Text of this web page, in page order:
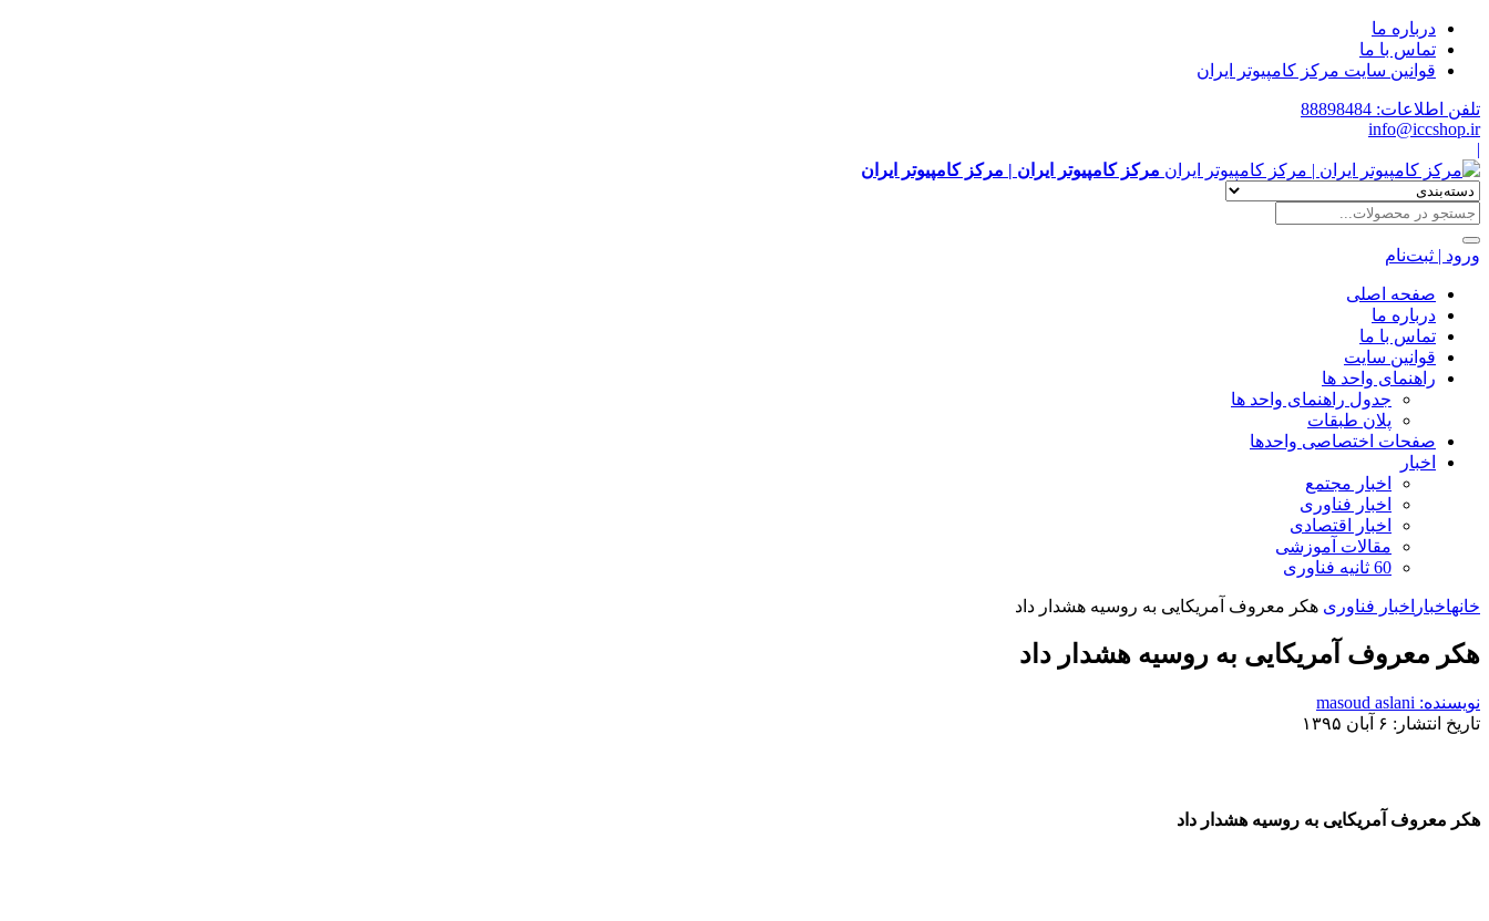
درباره ما
تماس با ما
قوانین سایت مرکز کامپیوتر ایران
تلفن اطلاعات: 88898484
info@iccshop.ir
|
مرکز کامپیوتر ایران | مرکز کامپیوتر ایران
ورود | ثبت‌نام
صفحه اصلی
درباره ما
تماس با ما
قوانین سایت
راهنمای واحد ها
جدول راهنمای واحد ها
پلان طبقات
صفحات اختصاصی واحدها
اخبار
اخبار مجتمع
اخبار فناوری
اخبار اقتصادی
مقالات آموزشی
60 ثانیه فناوری
خانهاخبار اخبار فناوری هکر معروف آمریکایی به روسیه هشدار داد
هکر معروف آمریکایی به روسیه هشدار داد
نویسنده: masoud aslani
تاریخ انتشار: ۶ آبان ۱۳۹۵
هکر معروف آمریکایی به روسیه هشدار داد